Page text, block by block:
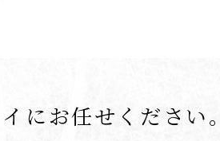
にお任せください。